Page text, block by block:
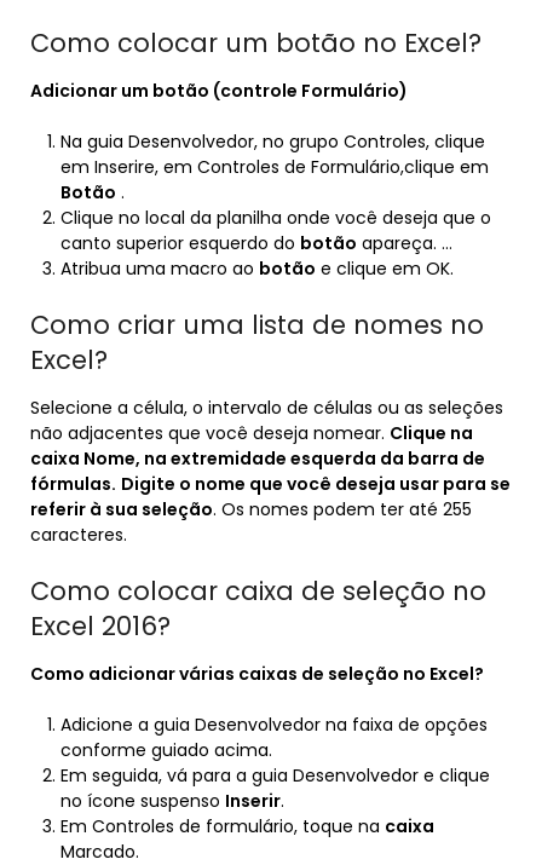
Como colocar um botão no Excel?
Adicionar um botão (controle Formulário)
Na guia Desenvolvedor, no grupo Controles, clique
em Inserire, em Controles de Formulário,clique em
Botão .
Clique no local da planilha onde você deseja que o
canto superior esquerdo do botão apareça. …
Atribua uma macro ao botão e clique em OK.
Como criar uma lista de nomes no
Excel?
Selecione a célula, o intervalo de células ou as seleções
não adjacentes que você deseja nomear. Clique na
caixa Nome, na extremidade esquerda da barra de
fórmulas. Digite o nome que você deseja usar para se
referir à sua seleção. Os nomes podem ter até 255
caracteres.
Como colocar caixa de seleção no
Excel 2016?
Como adicionar várias caixas de seleção no Excel?
Adicione a guia Desenvolvedor na faixa de opções
conforme guiado acima.
Em seguida, vá para a guia Desenvolvedor e clique
no ícone suspenso Inserir.
Em Controles de formulário, toque na caixa
Marcado.